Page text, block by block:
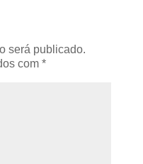
será publicado.
com *